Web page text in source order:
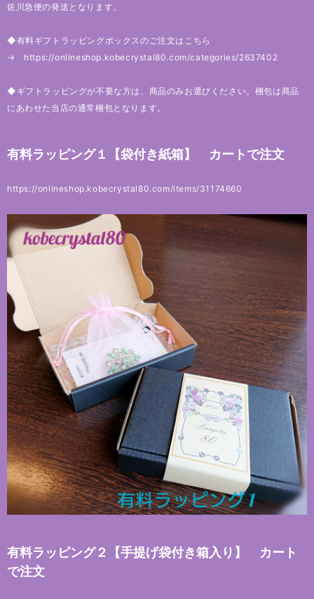
佐川急便の発送となります。
◆有料ギフトラッピングボックスのご注文はこちら
→ https://onlineshop.kobecrystal80.com/categories/2637402
◆ギフトラッピングが不要な方は、商品のみお選びください。梱包は商品
にあわせた当店の通常梱包となります。
有料ラッピング１【袋付き紙箱】 カートで注文
https://onlineshop.kobecrystal80.com/items/31174660
有料ラッピング２【手提げ袋付き箱入り】 カート
で注文